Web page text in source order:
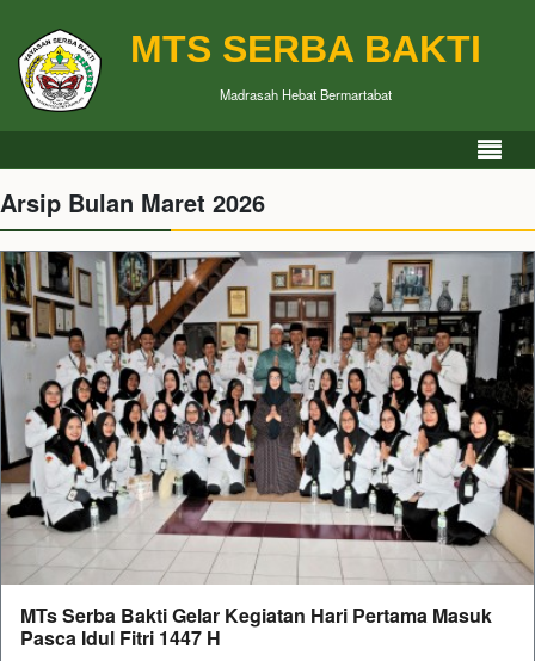
MTS SERBA BAKTI
Madrasah Hebat Bermartabat
Arsip Bulan Maret 2026
MTs Serba Bakti Gelar Kegiatan Hari Pertama Masuk
Pasca Idul Fitri 1447 H